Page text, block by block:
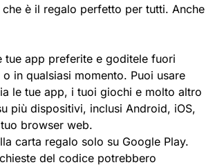
è il regalo perfetto per tutti. Anche
tue app preferite e goditele fuori
in qualsiasi momento. Puoi usare
le tue app, i tuoi giochi e molto altro
più dispositivi, inclusi Android, iOS,
browser web.
carta regalo solo su Google Play.
del codice potrebbero